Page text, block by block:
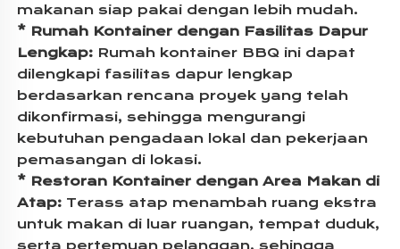
makanan siap pakai dengan lebih mudah.
* Rumah Kontainer dengan Fasilitas Dapur
Lengkap: Rumah kontainer BBQ ini dapat
dilengkapi fasilitas dapur lengkap
berdasarkan rencana proyek yang telah
dikonfirmasi, sehingga mengurangi
kebutuhan pengadaan lokal dan pekerjaan
pemasangan di lokasi.
* Restoran Kontainer dengan Area Makan di
Atap: Terass atap menambah ruang ekstra
untuk makan di luar ruangan, tempat duduk,
serta pertemuan pelanggan, sehingga